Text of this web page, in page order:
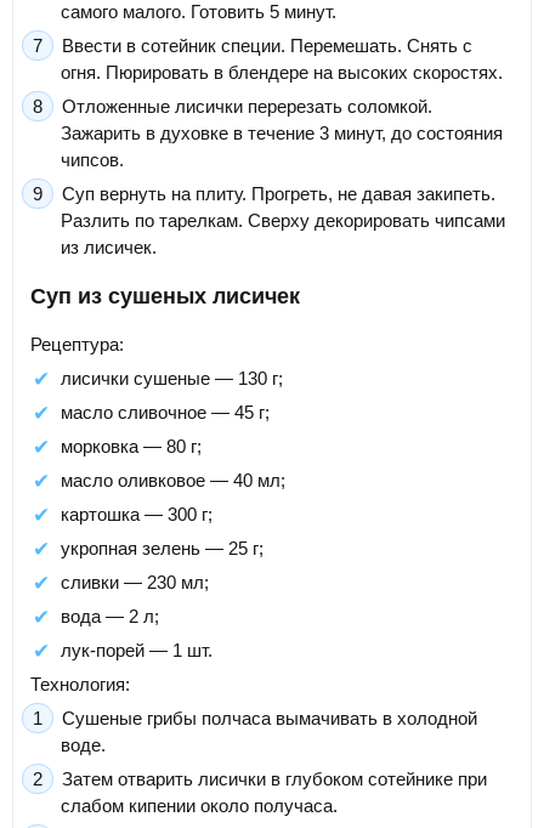
самого малого. Готовить 5 минут.
Ввести в сотейник специи. Перемешать. Снять с
огня. Пюрировать в блендере на высоких скоростях.
Отложенные лисички перерезать соломкой.
Зажарить в духовке в течение 3 минут, до состояния
чипсов.
Суп вернуть на плиту. Прогреть, не давая закипеть.
Разлить по тарелкам. Сверху декорировать чипсами
из лисичек.
Суп из сушеных лисичек
Рецептура:
лисички сушеные — 130 г;
масло сливочное — 45 г;
морковка — 80 г;
масло оливковое — 40 мл;
картошка — 300 г;
укропная зелень — 25 г;
сливки — 230 мл;
вода — 2 л;
лук-порей — 1 шт.
Технология:
Сушеные грибы полчаса вымачивать в холодной
воде.
Затем отварить лисички в глубоком сотейнике при
слабом кипении около получаса.